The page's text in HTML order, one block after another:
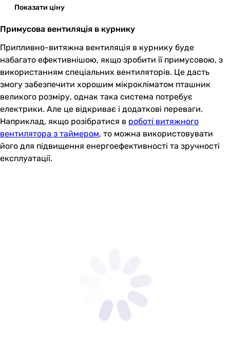
Показати ціну
Примусова вентиляція в курнику
Припливно-витяжна вентиляція в курнику буде
набагато ефективнішою, якщо зробити її примусовою, з
використанням спеціальних вентиляторів. Це дасть
змогу забезпечити хорошим мікрокліматом пташник
великого розміру, однак така система потребує
електрики. Але це відкриває і додаткові переваги.
Наприклад, якщо розібратися в роботі витяжного
вентилятора з таймером, то можна використовувати
його для підвищення енергоефективності та зручності
експлуатації.